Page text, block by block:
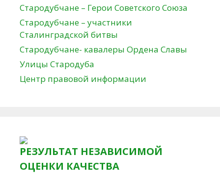
Стародубчане – Герои Советского Союза
Стародубчане – участники
Сталинградской битвы
Стародубчане- кавалеры Ордена Славы
Улицы Стародуба
Центр правовой информации
РЕЗУЛЬТАТ НЕЗАВИСИМОЙ
ОЦЕНКИ КАЧЕСТВА